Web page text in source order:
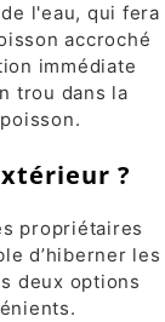
l'eau, qui fera
accroché
immédiate
trou dans la
?
propriétaires
d’hiberner les
deux options